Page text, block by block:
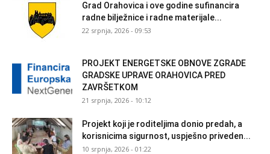
Grad Orahovica i ove godine sufinancira
radne bilježnice i radne materijale...
22 srpnja, 2026 - 09:53
PROJEKT ENERGETSKE OBNOVE ZGRADE
GRADSKE UPRAVE ORAHOVICA PRED
ZAVRŠETKOM
21 srpnja, 2026 - 10:12
Projekt koji je roditeljima donio predah, a
korisnicima sigurnost, uspješno priveden...
10 srpnja, 2026 - 01:22